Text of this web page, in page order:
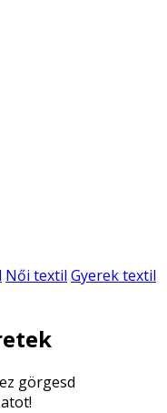
Női textil Gyerek textil
görgesd